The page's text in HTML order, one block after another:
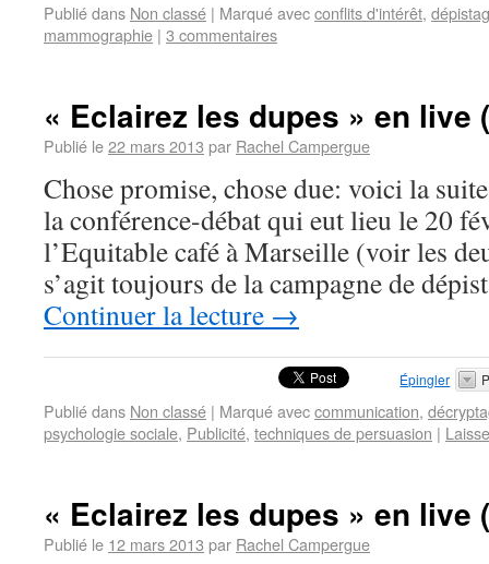
Publié dans Non classé | Marqué avecconflits d'intérêt,
mammographie | 3 commentaires
« Eclairez les dupes » en live
Publié le22 mars 2013 par Rachel Campergue
Chose promise, chose due: voici la
la conférence-débat qui eut lieu le 20
l’Equitable café à Marseille (voir les
s’agit toujours de la campagne de
Continuer la lecture →
Épingler
Publié dans Non classé | Marqué aveccommunication,
psychologie sociale, Publicité, techniques de persuasion |
« Eclairez les dupes » en live
Publié le 12 mars 2013 par Rachel Campergue